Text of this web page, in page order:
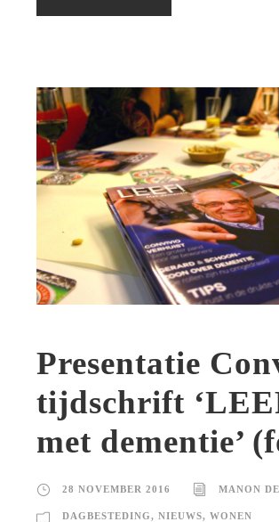
Presentatie
tijdschrift
met dementie’
28 NOVEMBER 2016 MANON
DAGBESTEDING, NIEUWS, WONEN